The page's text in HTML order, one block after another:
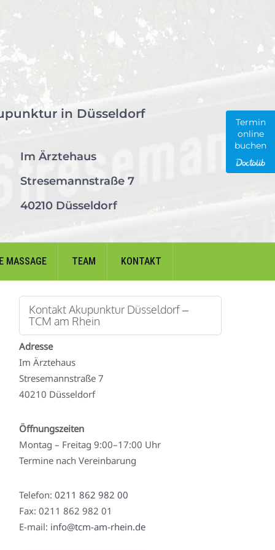
in Düsseldorf
Im Ärztehaus
Stresemannstraße 7
40210 Düsseldorf
MASSAGE TEAM KONTAKT
Kontakt Akupunktur Düsseldorf –
TCM am Rhein
Adresse
Im Ärztehaus
Stresemannstraße 7
40210 Düsseldorf
Öffnungszeiten
Montag – Freitag 9:00–17:00 Uhr
Termine nach Vereinbarung
Telefon: 0211 862 982 00
Fax: 0211 862 982 01
E-mail: info@tcm-am-rhein.de
Termin
online
buchen